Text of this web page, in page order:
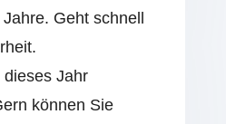
Geht schnell
Jahr
können Sie